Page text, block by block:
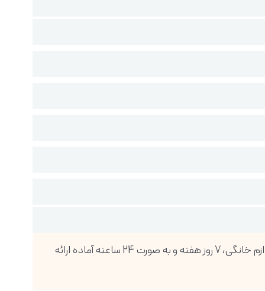
فروشگاه اینترنتی دیجی پویا، بزرگترین واردکننده انواع گوشی موبایل، تبلت، ساعت هوشمند، لوازم صوتی و تصویری و انواع لوازم خانگی، 7 روز هفته و به صورت 24 ساعته آماده ارائه